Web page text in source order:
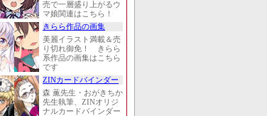
売で一層盛り上がるウ
マ娘関連はこちら！
きらら作品の画集
美麗イラスト満載＆売
り切れ御免！ きらら
系作品の画集はこちら
です
ZINカードバインダー
森 薫先生・おがきちか
先生執筆、ZINオリジ
ナルカードバインダー